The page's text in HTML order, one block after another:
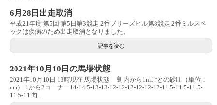
6月28日出走取消
平成21年度 第5回 第5日第3競走 2番ブリーズヒル第8競走 2番ミルスペ
ックは疾病のため出走取消となりました。
記事を読む
2021年10月10日の馬場状態
2021年10月10日 13時現在 馬場状態 良 内から1mごとの砂圧（単位：
cm） 1から2コーナー14-14.5-13-13-12-12-12-12-12-12-11.5-11.5-11.5-
11.5-11 向...